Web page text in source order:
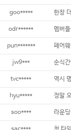
goo*****
odr******
pun*******
jw9***
tvc*****
hyu*****
soo****